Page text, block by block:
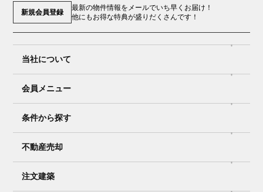
新規会員登録
最新の物件情報をメールでいち早くお届け！
他にもお得な特典が盛りだくさんです！
当社について
会員メニュー
条件から探す
不動産売却
注文建築